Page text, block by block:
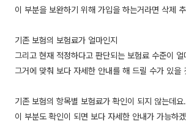
이 부분을 보완하기 위해 가입을 하는거라면 삭제
기존 보험의 보험료가 얼마인지
그리고 현재 적정하다고 판단되는 보험료 수준이
그거에 맞춰 보다 자세한 안내를 해 드릴 수가 있을
기존 보험의 항목별 보험료가 확인이 되지 않는데요.
이 부분도 확인이 되면 보다 자세한 안내가 가능하